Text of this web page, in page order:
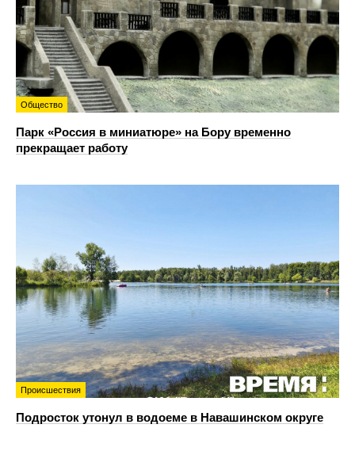
Общество
Парк «Россия в миниатюре» на Бору временно
прекращает работу
Происшествия
Подросток утонул в водоеме в Навашинском округе